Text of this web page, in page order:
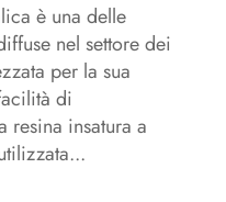
è una delle
nel settore dei
per la sua
di
resina insatura a